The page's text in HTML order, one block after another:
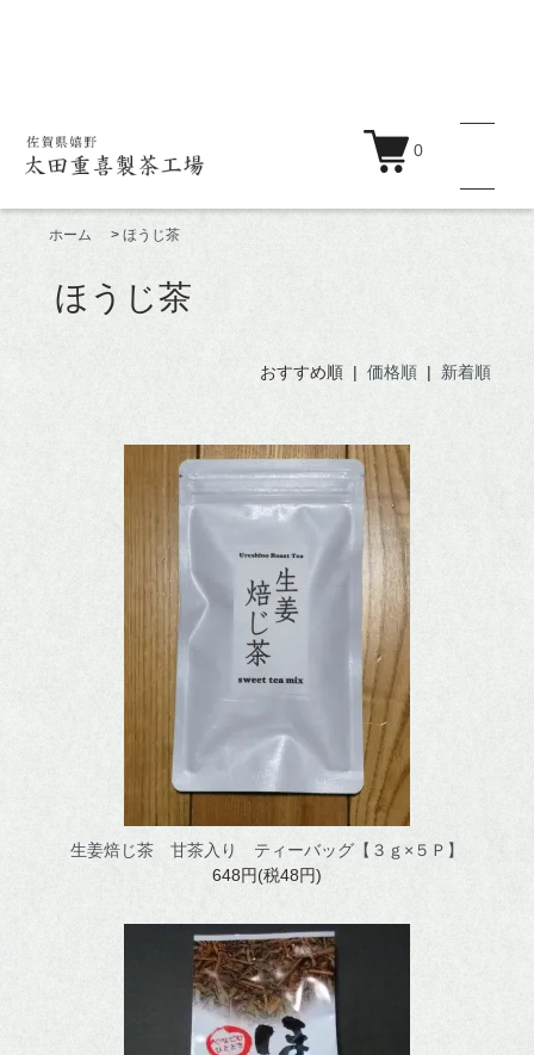
0
釜炒り茶
ほうじ茶
水出し煎茶
ウーロン茶
ご利用ガイド
お問い合わせ
ホーム > ほうじ茶
ほうじ茶
おすすめ順 |価格順 | 新着順
生姜焙じ茶 甘茶入り ティーバッグ【３ｇ×５Ｐ】
648円(税48円)